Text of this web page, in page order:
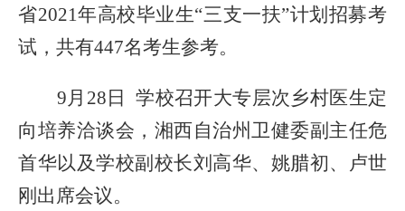
省2021年高校毕业生“三支一扶”计划招募考
试，共有447名考生参考。
9月28日 学校召开大专层次乡村医生定
向培养洽谈会，湘西自治州卫健委副主任危
首华以及学校副校长刘高华、姚腊初、卢世
刚出席会议。